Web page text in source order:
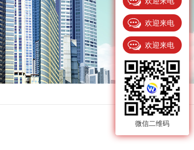
返回
13408695896
欢迎来电
15982374238
欢迎来电
18381718969
微信二维码